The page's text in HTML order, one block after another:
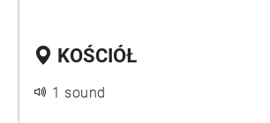
KOŚCIÓŁ
1 sound